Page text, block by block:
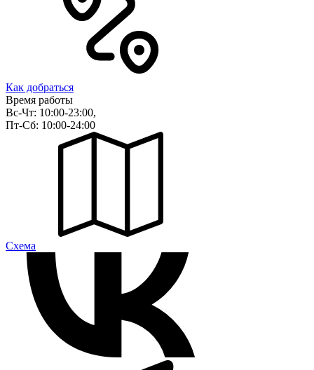
Как добраться
Время работы
Вс-Чт: 10:00-23:00,
Пт-Сб: 10:00-24:00
Cхема